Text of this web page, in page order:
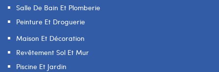
Salle De Bain Et Plomberie
Peinture Et Droguerie
Maison Et Décoration
Revêtement Sol Et Mur
Piscine Et Jardin